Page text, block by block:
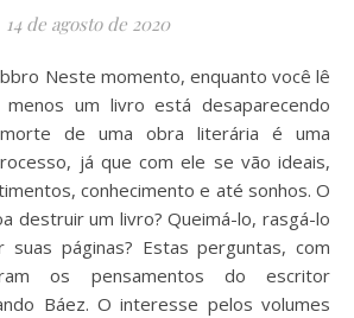
14 de agosto de 2020
um livro está desaparecendo
de uma obra literária é uma
já que com ele se vão ideais,
conhecimento e até sonhos. O
destruir um livro? Queimá-lo, rasgá-lo
suas páginas? Estas perguntas, com
os pensamentos do escritor
Báez. O interesse pelos volumes